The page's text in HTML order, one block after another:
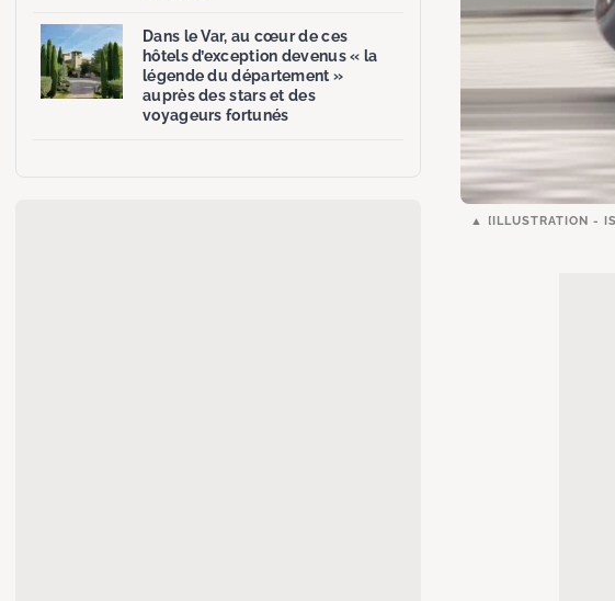
[ILLUSTRATION -
Dans le Var, au cœur de ces
hôtels d’exception devenus « la
légende du département »
auprès des stars et des
voyageurs fortunés